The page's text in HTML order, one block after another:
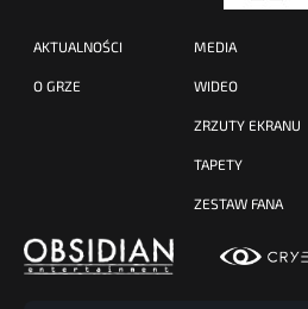
AKTUALNOŚCI
O GRZE
MEDIA
WIDEO
ZRZUTY EKRANU
TAPETY
ZESTAW FANA